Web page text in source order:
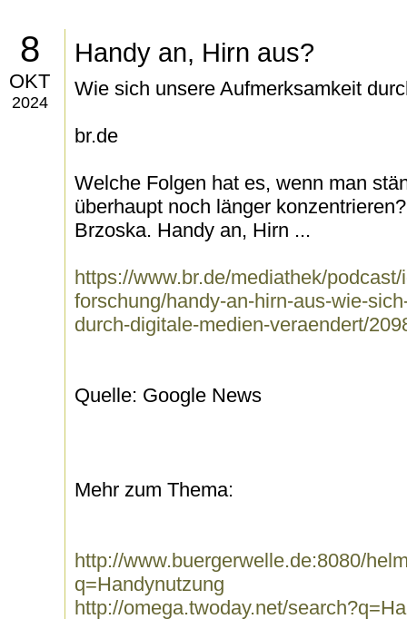
8
OKT
2024
Handy an, Hirn aus?
Wie sich unsere Aufmerksamkeit
br.de
Welche Folgen hat es, wenn man
überhaupt noch länger
Brzoska. Handy an, Hirn ...
https://www.br.de/mediathek/
forschung/handy-an-hirn-aus-wie-
durch-digitale-medien-veraendert/
Quelle: Google News
Mehr zum Thema:
http://www.buergerwelle.de:8080/
q=Handynutzung
http://omega.twoday.net/